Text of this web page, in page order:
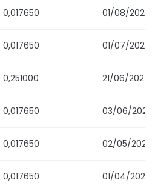
0,017650 01/08/2024
0,017650 01/07/2024
0,251000 21/06/2024
0,017650 03/06/2024
0,017650 02/05/2024
0,017650 01/04/2024